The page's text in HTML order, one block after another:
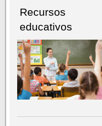
Recursos
educativos